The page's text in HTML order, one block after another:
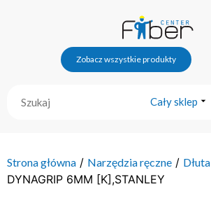
Zobacz wszystkie produkty
Cały sklep
Strona główna / Narzędzia ręczne / Dłuta
DYNAGRIP 6MM [K],STANLEY